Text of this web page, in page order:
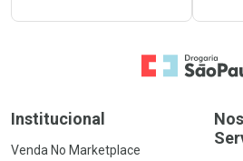
Ir para a Home
Institucional
Venda No Marketplace